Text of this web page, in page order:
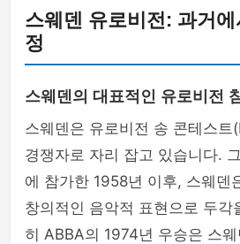
스웨덴 유로비전: 과거에
정
스웨덴의 대표적인 유로비전
스웨덴은 유로비전 송 콘테스트
경쟁자로 자리 잡고 있습니다.
에 참가한 1958년 이후, 스웨덴
창의적인 음악적 표현으로 두각
히 ABBA의 1974년 우승은 스